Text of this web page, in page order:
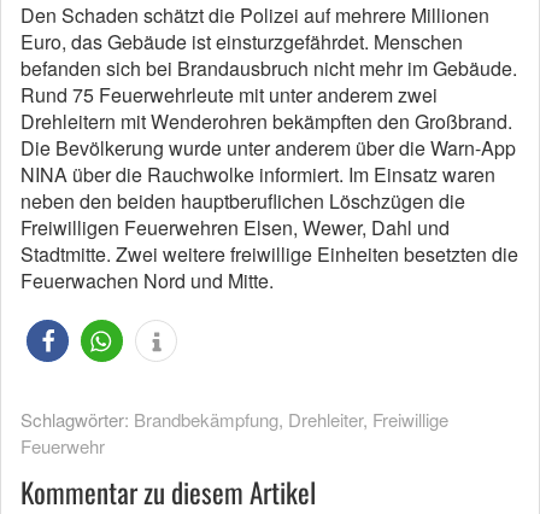
Den Schaden schätzt die Polizei auf mehrere Millionen
Euro, das Gebäude ist einsturzgefährdet. Menschen
befanden sich bei Brandausbruch nicht mehr im Gebäude.
Rund 75 Feuerwehrleute mit unter anderem zwei
Drehleitern mit Wenderohren bekämpften den Großbrand.
Die Bevölkerung wurde unter anderem über die Warn-App
NINA über die Rauchwolke informiert. Im Einsatz waren
neben den beiden hauptberuflichen Löschzügen die
Freiwilligen Feuerwehren Elsen, Wewer, Dahl und
Stadtmitte. Zwei weitere freiwillige Einheiten besetzten die
Feuerwachen Nord und Mitte.
Schlagwörter: Brandbekämpfung, Drehleiter, Freiwillige
Feuerwehr
Kommentar zu diesem Artikel